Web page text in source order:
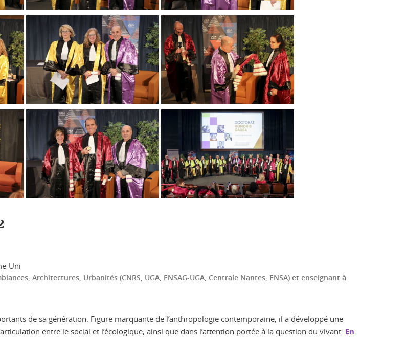
Uni
Architectures, Urbanités (CNRS, UGA, ENSAG-UGA, Centrale Nantes, ENSA) et enseignant à
de sa génération. Figure marquante de l’anthropologie contemporaine, il a développé une
entre le social et l’écologique, ainsi que dans l’attention portée à la question du vivant. En